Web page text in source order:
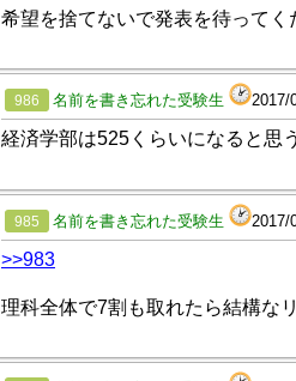
希望を捨てないで発表を待ってく
986 名前を書き忘れた受験生 2017/
経済学部は525くらいになると思う
985 名前を書き忘れた受験生 2017/
>>983
理科全体で7割も取れたら結構な